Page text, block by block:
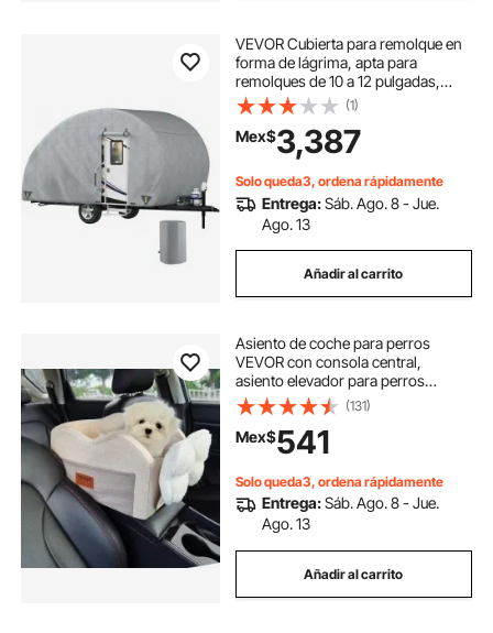
VEVOR Cubierta para remolque en
forma de lágrima, apta para
remolques de 10 a 12 pulgadas,
cubierta para caravana de 4 capas
no tejida mejorada, cubierta para
remolque de viaje impermeable a
prueba de rayos UV con 2 correas a
prueba de viento y 1 bolsa de
almacenamiento
(1)
Mex$3,387
Solo queda3, ordena rápidamente
Entrega:Sáb. Ago. 8 - Jue.
Ago. 13
Añadir al carrito
Asiento de coche para perros
VEVOR con consola central,
asiento elevador para perros
pequeños, asiento para mascotas
con reposabrazos, correa con clip,
correas ajustables, soporta hasta
3,6 kg, marrón claro
(131)
Mex$541
Solo queda3, ordena rápidamente
Entrega:Sáb. Ago. 8 - Jue.
Ago. 13
Añadir al carrito